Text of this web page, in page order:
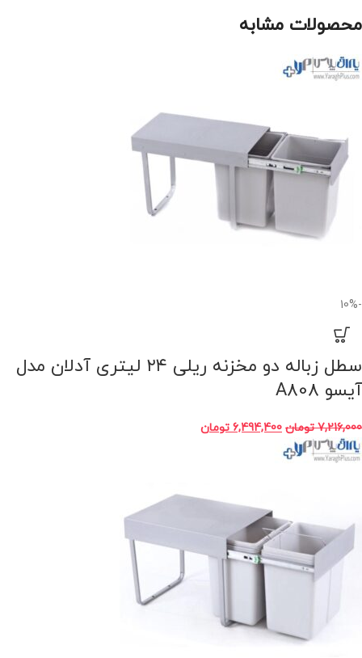
محصولات مشابه
-10%
ﺳﻄﻞ زﺑﺎﻟﻪ دو ﻣﺨﺰﻧﻪ رﯾﻠﯽ ۲۴ لیتری آدلان مدل
آﯾﺴﻮ A808
7,216,000 تومان 6,494,400 تومان